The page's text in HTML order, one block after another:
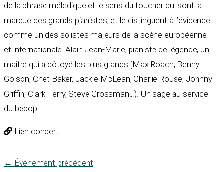
de la phrase mélodique et le sens du toucher qui sont la
marque des grands pianistes, et le distinguent à l’évidence
comme un des solistes majeurs de la scène européenne
et internationale. Alain Jean-Marie, pianiste de légende, un
maître qui a côtoyé les plus grands (Max Roach, Benny
Golson, Chet Baker, Jackie McLean, Charlie Rouse, Johnny
Griffin, Clark Terry, Steve Grossman…). Un sage au service
du bebop.
Lien concert :
← Évènement précédent